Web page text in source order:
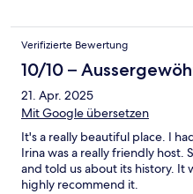
Verifizierte Bewertung
10/10 –
21. Apr. 2025
Mit Google übersetzen
It's a really beautiful place. I
Irina was a really friendly host.
and told us about its history. It
highly recommend it.